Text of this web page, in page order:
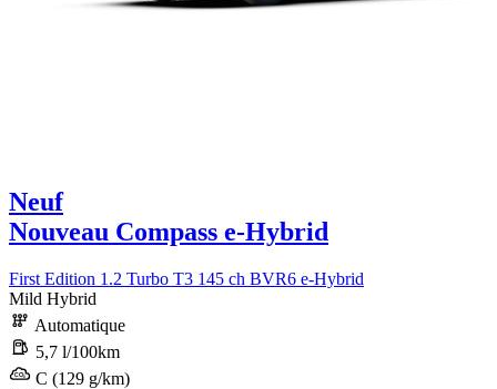
Neuf
Nouveau Compass e-Hybrid
First Edition 1.2 Turbo T3 145 ch BVR6 e-Hybrid
Mild Hybrid
Automatique
5,7 l/100km
C (129 g/km)